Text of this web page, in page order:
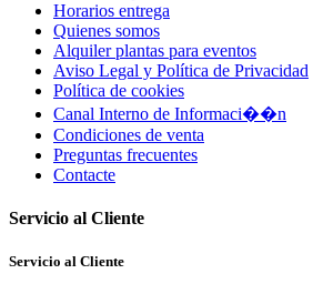
Horarios entrega
Quienes somos
Alquiler plantas para eventos
Aviso Legal y Política de Privacidad
Política de cookies
Canal Interno de Informaci��n
Condiciones de venta
Preguntas frecuentes
Contacte
Servicio al Cliente
Servicio al Cliente